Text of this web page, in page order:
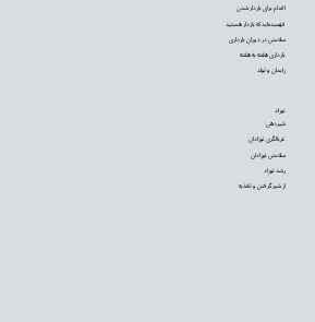
نوزاد
شیردهی
غربالگری نوزادان
سلامتی نوزادان
رشد نوزاد
از شیر گرفتن و تغذیه
اقدام برای باردار شدن
فهمیده‌اید که باردار هستید
سلامتی در دوران بارداری
بارداری هفته به هفته
زایمان و تولد